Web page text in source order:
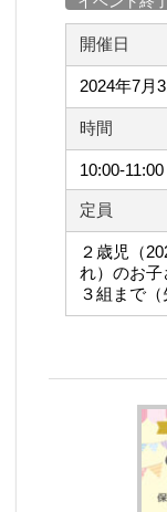
開催日
2024年7月
時間
10:00-11:00
定員
２歳児（
れ）のお子
３組まで（